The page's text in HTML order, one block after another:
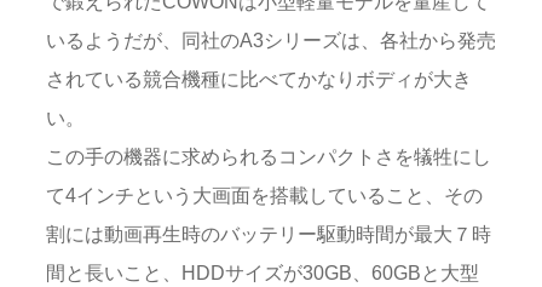
いるようだが、同社のA3シリーズは、各社から発売
されている競合機種に比べてかなりボディが大き
い。
この手の機器に求められるコンパクトさを犠牲にし
て4インチという大画面を搭載していること、その
割には動画再生時のバッテリー駆動時間が最大７時
間と長いこと、HDDサイズが30GB、60GBと大型